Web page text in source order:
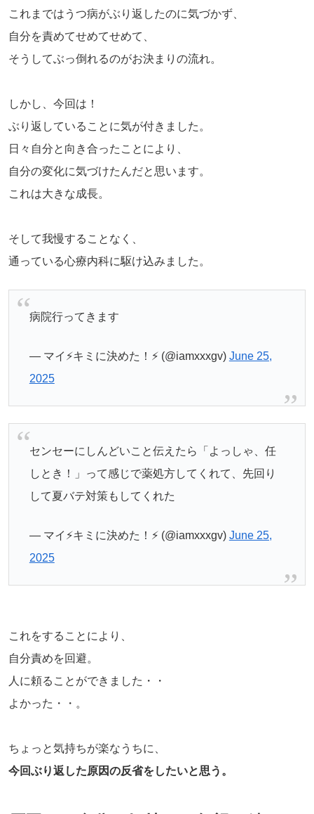
これまではうつ病がぶり返したのに気づかず、
自分を責めてせめてせめて、
そうしてぶっ倒れるのがお決まりの流れ。
しかし、今回は！
ぶり返していることに気が付きました。
日々自分と向き合ったことにより、
自分の変化に気づけたんだと思います。
これは大きな成長。
そして我慢することなく、
通っている心療内科に駆け込みました。
病院行ってきます
— マイ⚡️キミに決めた！⚡️ (@iamxxxgv) June 25,
2025
センセーにしんどいこと伝えたら「よっしゃ、任
しとき！」って感じで薬処方してくれて、先回り
して夏バテ対策もしてくれた
— マイ⚡️キミに決めた！⚡️ (@iamxxxgv) June 25,
2025
これをすることにより、
自分責めを回避。
人に頼ることができました・・
よかった・・。
ちょっと気持ちが楽なうちに、
今回ぶり返した原因の反省をしたいと思う。